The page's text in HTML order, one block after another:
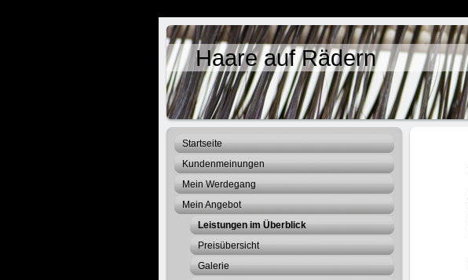
Haare auf Rädern
Startseite
Kundenmeinungen
Mein Werdegang
Mein Angebot
Leistungen im Überblick
Preisübersicht
Galerie